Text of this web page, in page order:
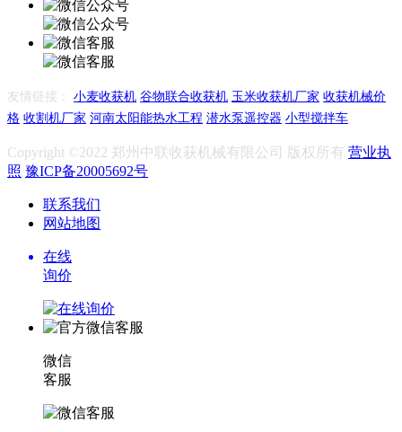
友情链接： 小麦收获机 谷物联合收获机 玉米收获机厂家 收获机械价
格 收割机厂家 河南太阳能热水工程 潜水泵遥控器 小型搅拌车
Copyright ©2022 郑州中联收获机械有限公司 版权所有 营业执
照 豫ICP备20005692号
联系我们
网站地图
在线
询价
微信
客服